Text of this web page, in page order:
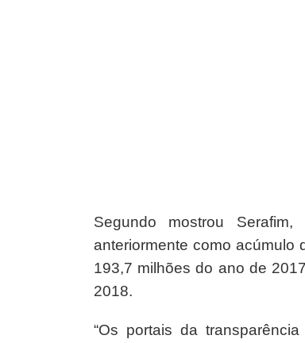
Segundo mostrou
anteriormente como acúmulo
193,7 milhões do ano de
2018.
“Os portais da